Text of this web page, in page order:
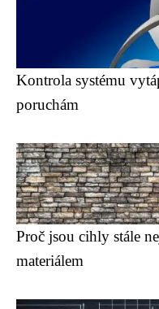
Kontrola systému
poruchám
Proč jsou cihly stále
materiálem